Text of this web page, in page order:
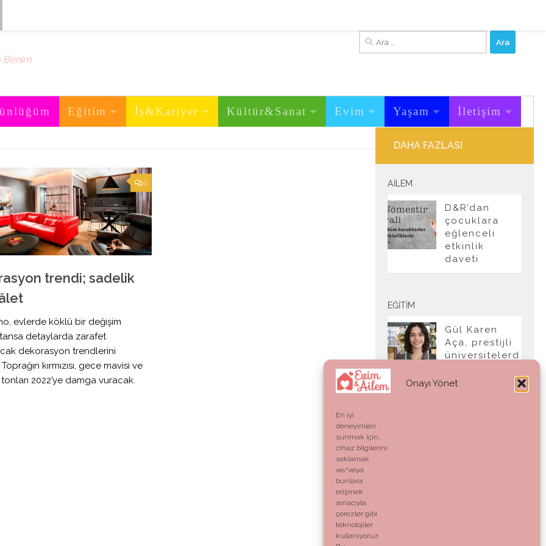
Onayı Yönet
En iyi
deneyimleri
sunmak için,
cihaz bilgilerini
saklamak
ve/veya
bunlara
erişmek
amacıyla
çerezler gibi
teknolojiler
kullanıyoruz.
Benim
Arama:
Eğitim İş&Kariyer Kültür&Sanat Evim Yaşam İletişim
0
trendi; sadelik
evlerde köklü bir değişim
detaylarda zarafet
dekorasyon trendlerini
Toprağın kırmızısı, gece mavisi ve
2022’ye damga vuracak.
DAHA FAZLASI
AILEM
D&R’dan
çocuklara
eğlenceli
etkinlik
daveti
EĞITIM
Gül Karen
Aça, prestijli
üniversitelerd
kabul aldı